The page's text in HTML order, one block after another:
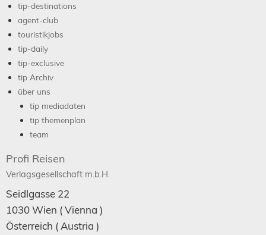
tip-destinations
agent-club
touristikjobs
tip-daily
tip-exclusive
tip Archiv
über uns
tip mediadaten
tip themenplan
team
Profi Reisen
Verlagsgesellschaft m.b.H.
Seidlgasse 22
1030Wien ( Vienna )
Österreich (Austria )